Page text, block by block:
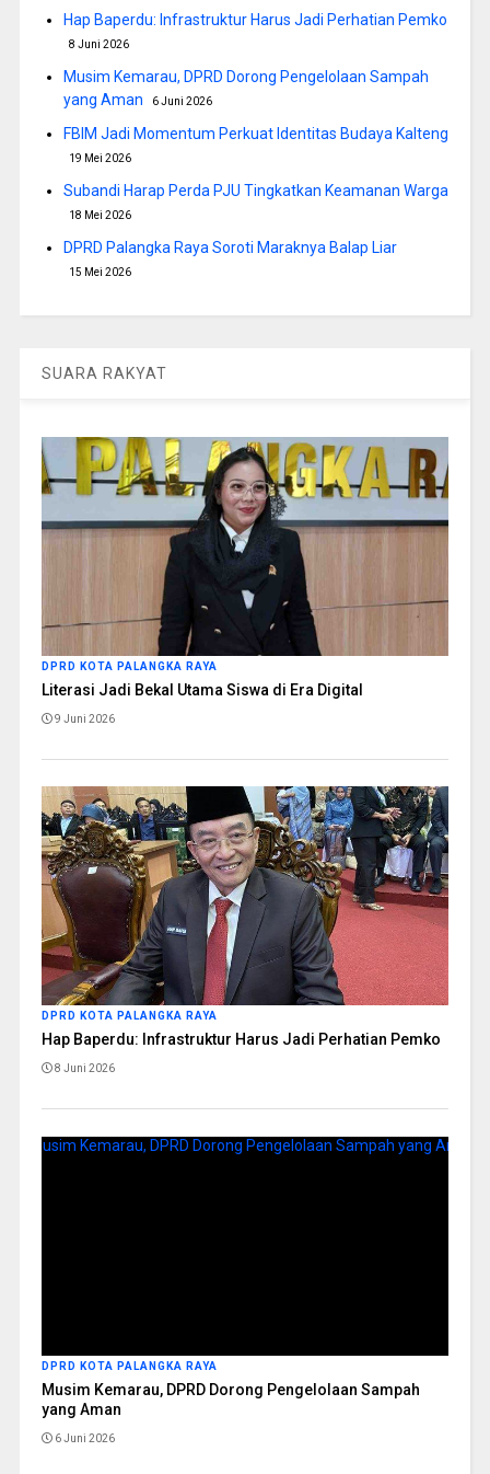
Hap Baperdu: Infrastruktur Harus Jadi Perhatian Pemko
8 Juni 2026
Musim Kemarau, DPRD Dorong Pengelolaan Sampah
yang Aman
6 Juni 2026
FBIM Jadi Momentum Perkuat Identitas Budaya Kalteng
19 Mei 2026
Subandi Harap Perda PJU Tingkatkan Keamanan Warga
18 Mei 2026
DPRD Palangka Raya Soroti Maraknya Balap Liar
15 Mei 2026
SUARA RAKYAT
DPRD KOTA PALANGKA RAYA
Literasi Jadi Bekal Utama Siswa di Era Digital
9 Juni 2026
DPRD KOTA PALANGKA RAYA
Hap Baperdu: Infrastruktur Harus Jadi Perhatian Pemko
8 Juni 2026
DPRD KOTA PALANGKA RAYA
Musim Kemarau, DPRD Dorong Pengelolaan Sampah
yang Aman
6 Juni 2026